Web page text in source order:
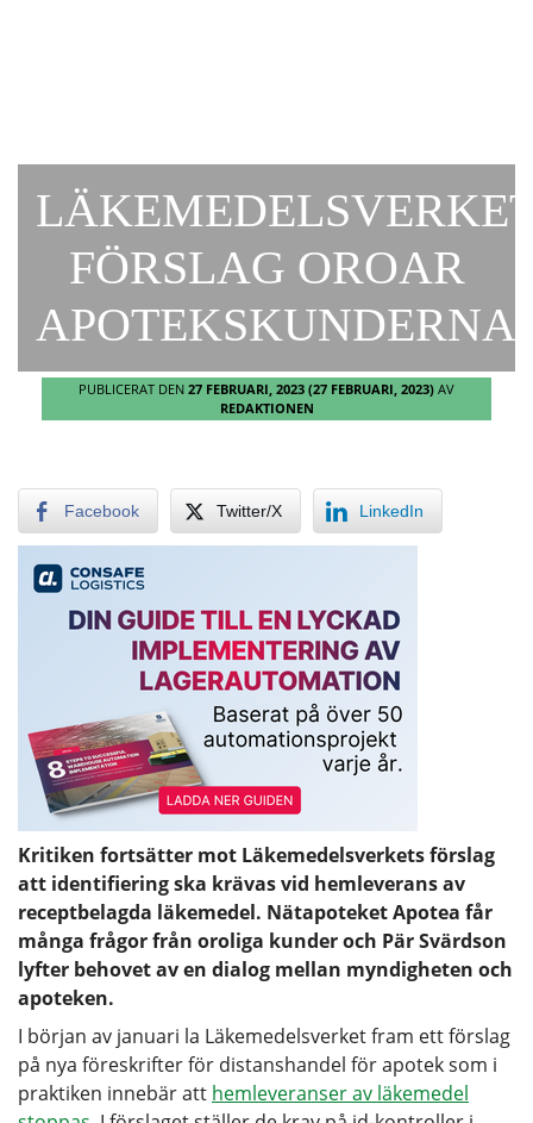
FÖRSLAG OROAR
APOTEKSKUNDERNA
PUBLICERAT DEN 27 FEBRUARI, 2023 (27 FEBRUARI, 2023) AV
REDAKTIONEN
Facebook Twitter/X LinkedIn
Kritiken fortsätter mot Läkemedelsverkets förslag
att identifiering ska krävas vid hemleverans av
receptbelagda läkemedel. Nätapoteket Apotea får
många frågor från oroliga kunder och Pär Svärdson
lyfter behovet av en dialog mellan myndigheten och
apoteken.
I början av januari la Läkemedelsverket fram ett förslag
på nya föreskrifter för distanshandel för apotek som i
praktiken innebär att hemleveranser av läkemedel